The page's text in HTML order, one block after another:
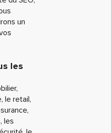
un
les
le retail,
les